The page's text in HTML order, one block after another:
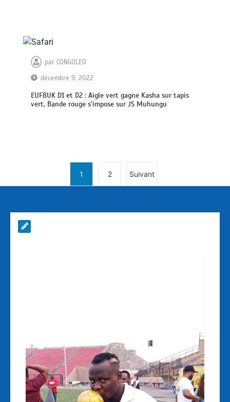
parCONGOLEO
décembre 9, 2022
EUFBUK D1 et D2 : Aigle vert gagne Kasha sur tapis
vert, Bande rouge s’impose sur JS Muhungu
1 2 Suivant